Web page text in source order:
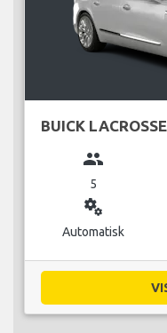
BUICK LACROSSE
group
5
miscellaneous_services
Automatisk